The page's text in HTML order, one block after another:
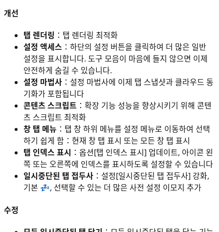
개선
탭 렌더링 ：탭 렌더링 최적화
설정 액세스 ：하단의 설정 버튼을 클릭하여 더 많은 일반
설정을 표시합니다. 도구 모음이 마음에 들지 않으면 이제
안전하게 숨길 수 있습니다.
설정 마법사 ：설정 마법사에 이제 탭 스냅샷과 클라우드 동
기화가 포함됩니다
콘텐츠 스크립트 ：확장 기능 성능을 향상시키기 위해 콘텐
츠 스크립트 최적화
창 탭 메뉴 ：탭 창 하위 메뉴를 설정 메뉴로 이동하여 선택
하기 쉽게 함：현재 창 탭 표시 또는 모든 창 탭 표시
탭 인덱스 표시 ：옵션[탭 인덱스 표시] 업데이트, 아이콘 왼
쪽 또는 오른쪽에 인덱스를 표시하도록 설정할 수 있습니다
일시중단된 탭 접두사 ：설정[일시중단된 탭 접두사] 강화,
기본 💤, 선택할 수 있는 더 많은 사전 설정 이모지 추가
수정